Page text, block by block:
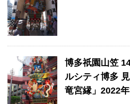
博多祇園山笠
ルシティ博多
竜宮縁」2022年